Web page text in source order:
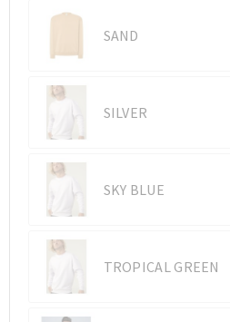
SAND
SILVER
SKY BLUE
TROPICAL GREEN